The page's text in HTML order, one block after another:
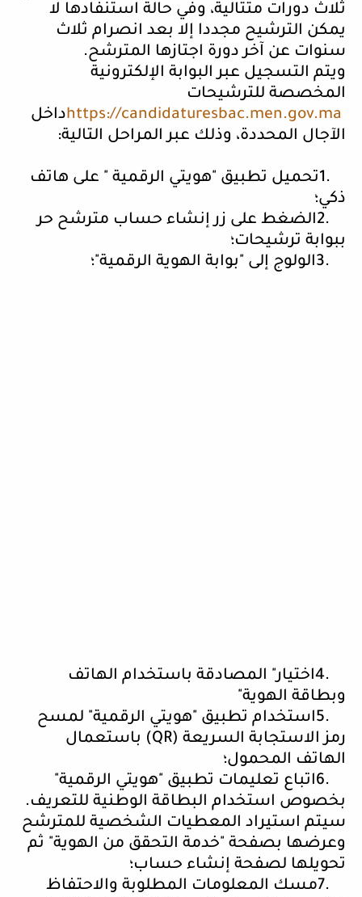
ثلاث دورات متتالية، وفي حالة استنفادها لا
يمكن الترشيح مجددا إلا بعد انصرام ثلاث
سنوات عن آخر دورة اجتازها المترشح.
ويتم التسجيل عبر البوابة الإلكترونية
المخصصة للترشيحات
https://candidaturesbac.men.gov.maداخل
الآجال المحددة، وذلك عبر المراحل التالية:
1.تحميل تطبيق "هويتي الرقمية " على هاتف
ذكي؛
2.الضغط على زر إنشاء حساب مترشح حر
ببوابة ترشيحات؛
3.الولوج إلى "بوابة الهوية الرقمية"؛
4.اختيار" المصادقة باستخدام الهاتف
وبطاقة الهوية"
5.استخدام تطبيق "هويتي الرقمية" لمسح
رمز الاستجابة السريعة (QR) باستعمال
الهاتف المحمول؛
6.اتباع تعليمات تطبيق "هويتي الرقمية"
بخصوص استخدام البطاقة الوطنية للتعريف.
سيتم استيراد المعطيات الشخصية للمترشح
وعرضها بصفحة "خدمة التحقق من الهوية" ثم
تحويلها لصفحة إنشاء حساب؛
7.مسك المعلومات المطلوبة والاحتفاظ